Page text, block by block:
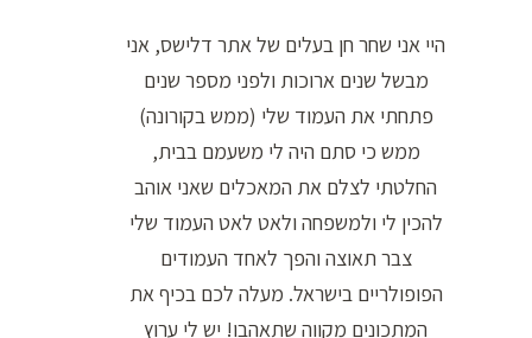
היי אני שחר חן בעלים של אתר דלישס, אני
מבשל שנים ארוכות ולפני מספר שנים
פתחתי את העמוד שלי (ממש בקורונה)
ממש כי סתם היה לי משעמם בבית,
החלטתי לצלם את המאכלים שאני אוהב
להכין לי ולמשפחה ולאט לאט העמוד שלי
צבר תאוצה והפך לאחד העמודים
הפופולריים בישראל. מעלה לכם בכיף את
המתכונים מקווה שתאהבו! יש לי ערוץ